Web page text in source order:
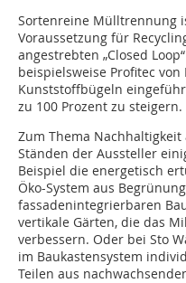
Sortenreine Mülltrennung
Voraussetzung für
angestrebten „Closed
beispielsweise Profitec
Kunststoffbügeln
zu 100 Prozent zu steigern.
Zum Thema
Ständen der Aussteller
Beispiel die energetisch
Öko-System aus
fassadenintegrierbaren
vertikale Gärten, die das
verbessern. Oder bei Sto
im Baukastensystem
Teilen aus